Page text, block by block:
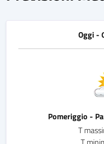
Oggi -
Pomeriggio -
T